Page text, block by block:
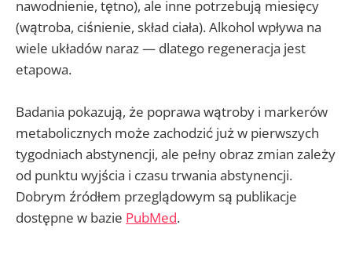
nawodnienie, tętno), ale inne potrzebują miesięcy
(wątroba, ciśnienie, skład ciała). Alkohol wpływa na
wiele układów naraz — dlatego regeneracja jest
etapowa.
Badania pokazują, że poprawa wątroby i markerów
metabolicznych może zachodzić już w pierwszych
tygodniach abstynencji, ale pełny obraz zmian zależy
od punktu wyjścia i czasu trwania abstynencji.
Dobrym źródłem przeglądowym są publikacje
dostępne w bazie PubMed.